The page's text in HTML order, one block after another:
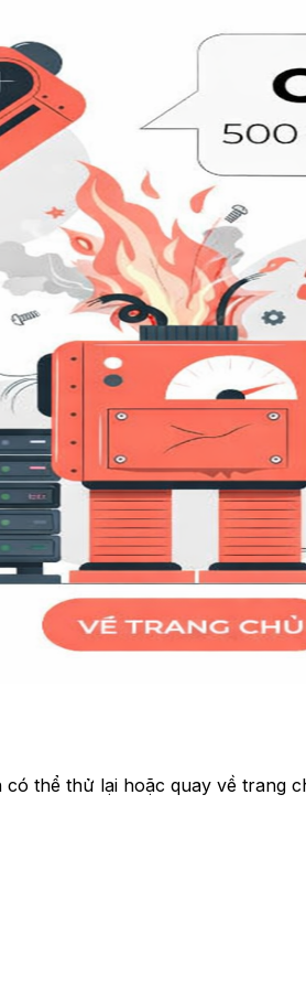
thể thử lại hoặc quay về trang